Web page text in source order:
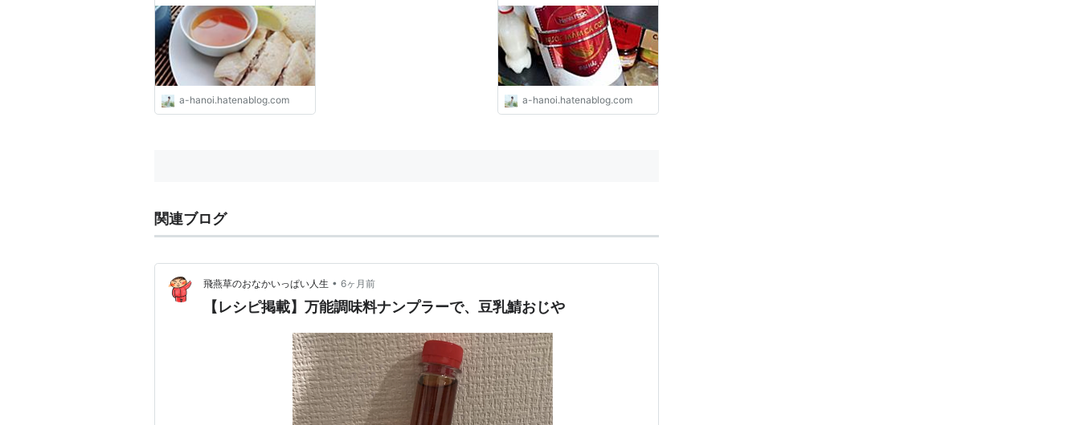
a-hanoi.hatenablog.com a-hanoi.hatenablog.com
関連ブログ
飛燕草のおなかいっぱい人生 • 6ヶ月前
【レシピ掲載】万能調味料ナンプラーで、豆乳鯖おじや